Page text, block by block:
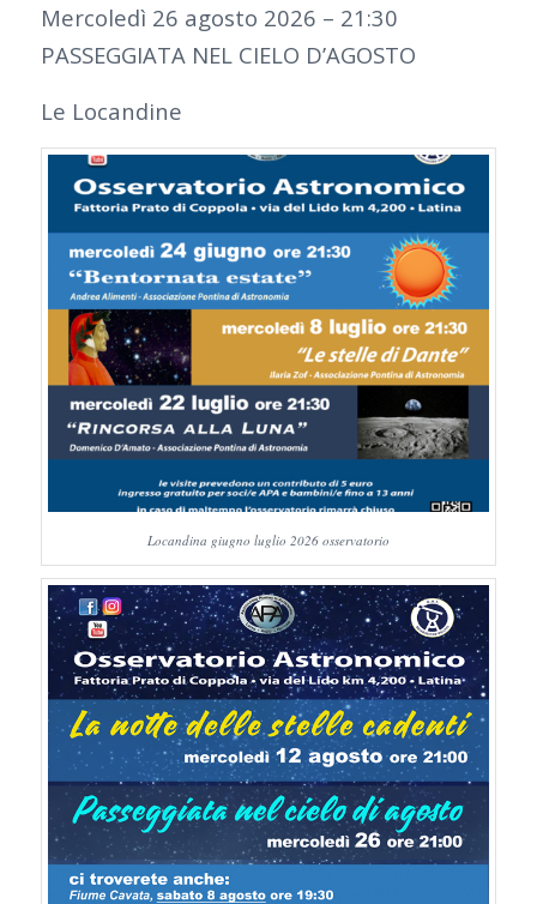
Mercoledì 26 agosto 2026 – 21:30
PASSEGGIATA NEL CIELO D’AGOSTO
Le Locandine
Locandina giugno luglio 2026 osservatorio